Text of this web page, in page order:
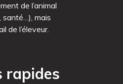
de l’animal
mais
de l’éleveur.
rapides